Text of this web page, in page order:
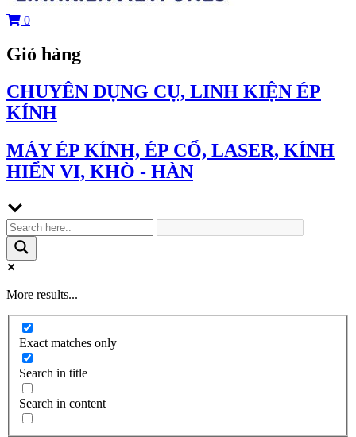
0
Giỏ hàng
CHUYÊN DỤNG CỤ, LINH KIỆN ÉP
KÍNH
MÁY ÉP KÍNH, ÉP CỔ, LASER, KÍNH
HIỂN VI, KHÒ - HÀN
More results...
Exact matches only
Search in title
Search in content